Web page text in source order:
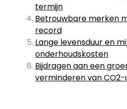
termijn
Betrouwbare merken
record
Lange levensduur en
onderhoudskosten
Bijdragen aan een
verminderen van